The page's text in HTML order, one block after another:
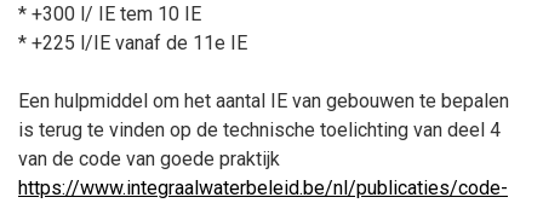
* +300 l/ IE tem 10 IE
* +225 l/IE vanaf de 11e IE
Een hulpmiddel om het aantal IE van gebouwen te bepalen
is terug te vinden op de technische toelichting van deel 4
van de code van goede praktijk
https://www.integraalwaterbeleid.be/nl/publicaties/code-